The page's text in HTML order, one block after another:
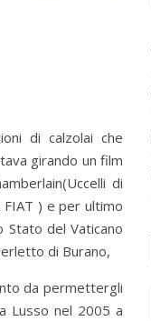
di calzolai che
girando un film
di
FIAT ) e per ultimo
Stato del Vaticano
di Burano,
da permettergli
Lusso nel 2005 a